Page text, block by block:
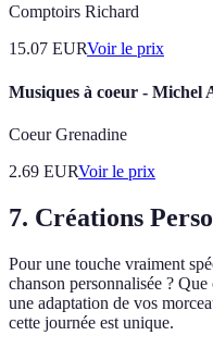
Comptoirs Richard
15.07 EURVoir le prix
Musiques à coeur - Michel
Coeur Grenadine
2.69 EURVoir le prix
7. Créations
Pour une touche vraiment
chanson personnalisée ?
une adaptation de vos
cette journée est unique.